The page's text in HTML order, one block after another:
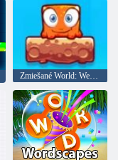
Zmiešané World: Weekend